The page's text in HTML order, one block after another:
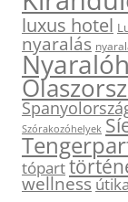
luxus hotel
nyaralás
Szórakozóhelyek
tópart
wellness